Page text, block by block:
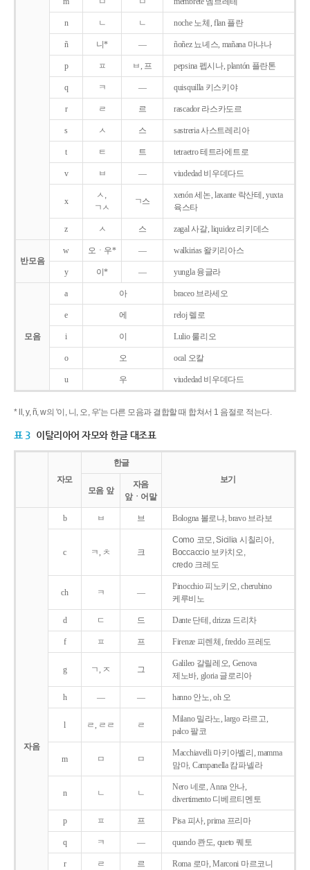
n ㄴ ㄴ noche 노체, flan 플란
ñ 니* ― ñoñez 뇨녜스, mañana 마냐나
p ㅍ ㅂ, 프 pepsina 펩시나, plantón 플란톤
q ㅋ ― quisquilla 키스키야
r ㄹ 르 rascador 라스카도르
s ㅅ 스 sastreria 사스트레리아
t ㅌ 트 tetraetro 테트라에트로
v ㅂ ― viudedad 비우데다드
x
ㅅ,
ㄱㅅ
ㄱ스
xenón 세논, laxante 락산테, yuxta
육스타
z ㅅ 스 zagal 사갈, liquidez 리키데스
반모음
w 오ㆍ우* ― walkirias 왈키리아스
y 이* ― yungla 융글라
모음
a 아 braceo 브라세오
e 에 reloj 렐로
i 이 Lulio 룰리오
o 오 ocal 오칼
u 우 viudedad 비우데다드
* ll, y, ñ, w의 '이, 니, 오, 우'는 다른 모음과 결합할 때 합쳐서 1 음절로 적는다.
표 3 이탈리아어 자모와 한글 대조표
자모
한글
보기
모음 앞
자음
앞ㆍ어말
자음
b ㅂ 브 Bologna 볼로냐, bravo 브라보
c ㅋ, ㅊ 크
Como 코모, Sicilia 시칠리아,
Boccaccio 보카치오,
credo 크레도
ch ㅋ ―
Pinocchio 피노키오, cherubino
케루비노
d ㄷ 드 Dante 단테, drizza 드리차
f ㅍ 프 Firenze 피렌체, freddo 프레도
g ㄱ, ㅈ 그
Galileo 갈릴레오, Genova
제노바, gloria 글로리아
h ― ― hanno 안노, oh 오
l ㄹ, ㄹㄹ ㄹ
Milano 밀라노, largo 라르고,
palco 팔코
m ㅁ ㅁ
Macchiavelli 마키아벨리, mamma
맘마, Campanella 캄파넬라
n ㄴ ㄴ
Nero 네로, Anna 안나,
divertimento 디베르티멘토
p ㅍ 프 Pisa 피사, prima 프리마
q ㅋ ― quando 콴도, queto 퀘토
r ㄹ 르 Roma 로마, Marconi 마르코니